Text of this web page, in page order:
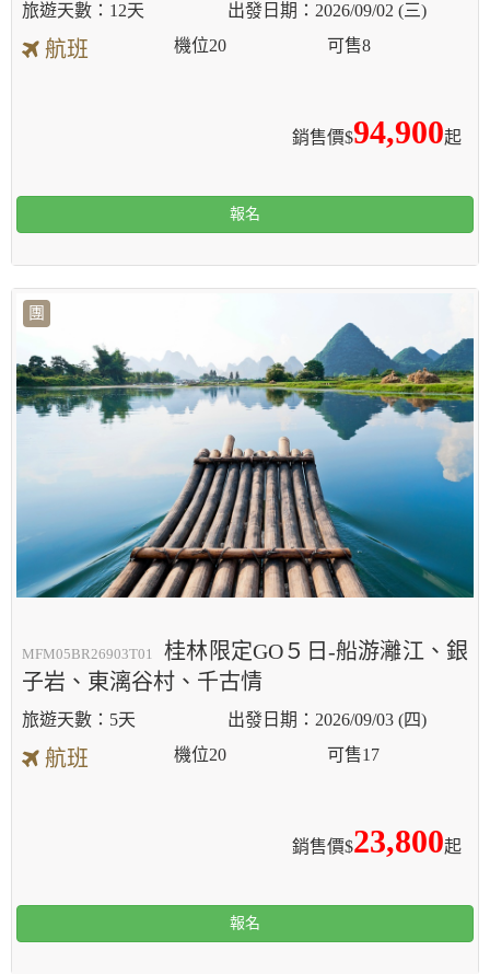
12天 2026/09/02 (三)
航班
銷售價$94,900起
機位20 可售8
報名
團
MFM05BR26903T01
桂林限定GO５日-船游灕江、銀
子岩、東漓谷村、千古情
5天 2026/09/03 (四)
航班
銷售價$23,800起
機位20 可售17
報名